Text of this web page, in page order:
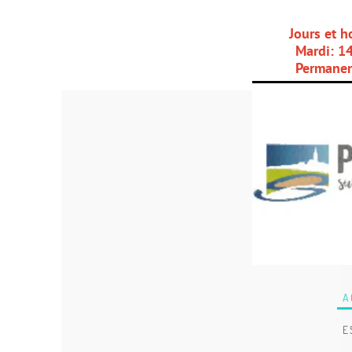
Jours et horaires
Mardi: 14h00-
Permanences des
ACTUALITÉ
ESPACE